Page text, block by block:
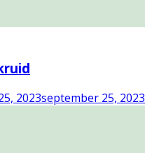
2023september 25, 2023